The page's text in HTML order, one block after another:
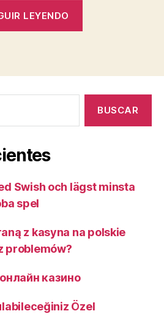
LEYENDO
Ideal
Dating
sites?»
Swish och lägst minsta
spel
z kasyna na polskie
problemów?
казино
Özel